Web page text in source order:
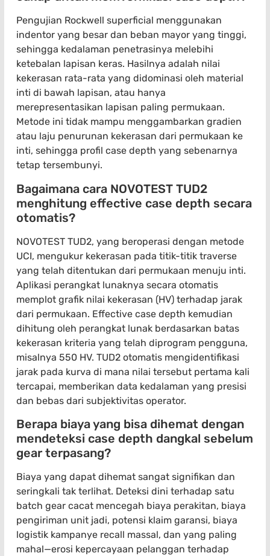
Pengujian Rockwell superficial menggunakan
indentor yang besar dan beban mayor yang tinggi,
sehingga kedalaman penetrasinya melebihi
ketebalan lapisan keras. Hasilnya adalah nilai
kekerasan rata-rata yang didominasi oleh material
inti di bawah lapisan, atau hanya
merepresentasikan lapisan paling permukaan.
Metode ini tidak mampu menggambarkan gradien
atau laju penurunan kekerasan dari permukaan ke
inti, sehingga profil case depth yang sebenarnya
tetap tersembunyi.
Bagaimana cara NOVOTEST TUD2
menghitung effective case depth secara
otomatis?
NOVOTEST TUD2, yang beroperasi dengan metode
UCI, mengukur kekerasan pada titik-titik traverse
yang telah ditentukan dari permukaan menuju inti.
Aplikasi perangkat lunaknya secara otomatis
memplot grafik nilai kekerasan (HV) terhadap jarak
dari permukaan. Effective case depth kemudian
dihitung oleh perangkat lunak berdasarkan batas
kekerasan kriteria yang telah diprogram pengguna,
misalnya 550 HV. TUD2 otomatis mengidentifikasi
jarak pada kurva di mana nilai tersebut pertama kali
tercapai, memberikan data kedalaman yang presisi
dan bebas dari subjektivitas operator.
Berapa biaya yang bisa dihemat dengan
mendeteksi case depth dangkal sebelum
gear terpasang?
Biaya yang dapat dihemat sangat signifikan dan
seringkali tak terlihat. Deteksi dini terhadap satu
batch gear cacat mencegah biaya perakitan, biaya
pengiriman unit jadi, potensi klaim garansi, biaya
logistik kampanye recall massal, dan yang paling
mahal—erosi kepercayaan pelanggan terhadap